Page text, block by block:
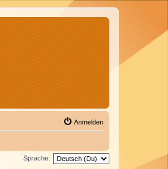
Anmelden
Sprache: